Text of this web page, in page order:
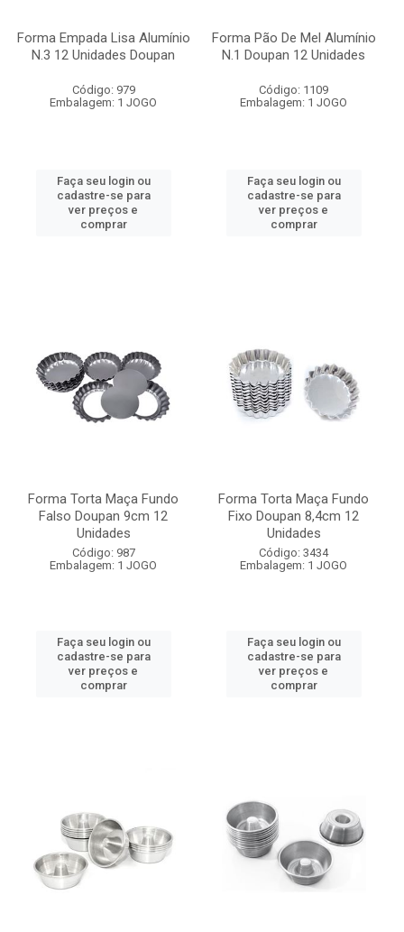
Forma Empada Lisa Alumínio
N.3 12 Unidades Doupan
Código: 979
Embalagem: 1 JOGO
Faça seu login ou
cadastre-se para
ver preços e
comprar
Forma Pão De Mel Alumínio
N.1 Doupan 12 Unidades
Código: 1109
Embalagem: 1 JOGO
Faça seu login ou
cadastre-se para
ver preços e
comprar
Forma Torta Maça Fundo
Falso Doupan 9cm 12
Unidades
Código: 987
Embalagem: 1 JOGO
Faça seu login ou
cadastre-se para
ver preços e
comprar
Forma Torta Maça Fundo
Fixo Doupan 8,4cm 12
Unidades
Código: 3434
Embalagem: 1 JOGO
Faça seu login ou
cadastre-se para
ver preços e
comprar